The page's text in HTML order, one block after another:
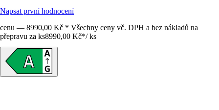
Napsat první hodnocení
cenu — 8990,00 Kč * Všechny ceny vč. DPH a bez nákladů na
přepravu za ks8990,00 Kč*/ ks